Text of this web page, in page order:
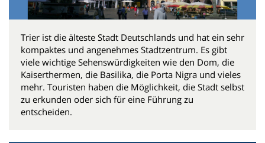
Trier ist die älteste Stadt Deutschlands und hat ein sehr
kompaktes und angenehmes Stadtzentrum. Es gibt
viele wichtige Sehenswürdigkeiten wie den Dom, die
Kaiserthermen, die Basilika, die Porta Nigra und vieles
mehr. Touristen haben die Möglichkeit, die Stadt selbst
zu erkunden oder sich für eine Führung zu
entscheiden.